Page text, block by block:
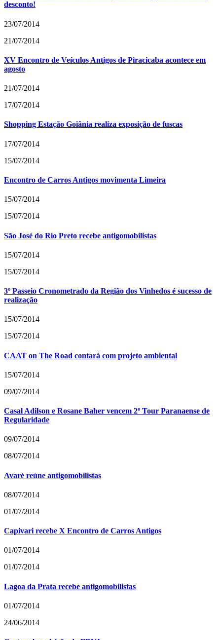
desconto!
23/07/2014
21/07/2014
XV Encontro de Veículos Antigos de Piracicaba acontece em
agosto
21/07/2014
17/07/2014
Shopping Estação Goiânia realiza exposição de fuscas
17/07/2014
15/07/2014
Encontro de Carros Antigos movimenta Limeira
15/07/2014
15/07/2014
São José do Rio Preto recebe antigomobilistas
15/07/2014
15/07/2014
3º Passeio Cronometrado da Região dos Vinhedos é sucesso de
realização
15/07/2014
15/07/2014
CAAT on The Road contará com projeto ambiental
15/07/2014
09/07/2014
Casal Adilson e Rosane Baher vencem 2º Tour Paranaense de
Regularidade
09/07/2014
08/07/2014
Avaré reúne antigomobilistas
08/07/2014
01/07/2014
Capivari recebe X Encontro de Carros Antigos
01/07/2014
01/07/2014
Lagoa da Prata recebe antigomobilistas
01/07/2014
24/06/2014